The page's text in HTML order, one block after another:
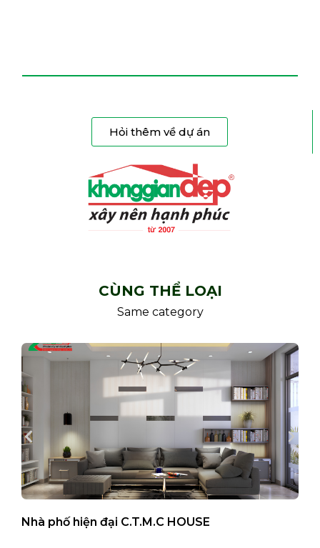
Hỏi thêm về dự án
CÙNG THỂ LOẠI
Same category
Nhà phố hiện đại C.T.M.C HOUSE